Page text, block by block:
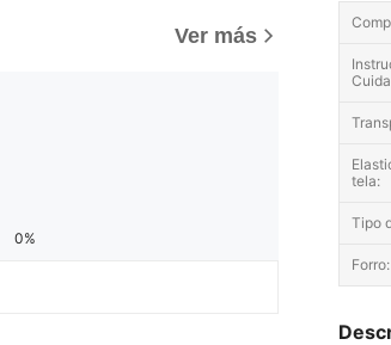
Ver más
0%
tela:
Tipo
Forro: